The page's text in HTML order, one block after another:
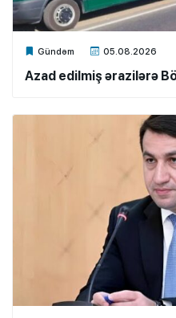
Gündəm 05.08.2026
Xalq.Online
Azad edilmiş ərazilərə